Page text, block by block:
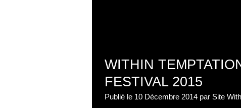
WITHIN
FESTIVAL 2015
Publié le 10 Décembre 2014 par Site